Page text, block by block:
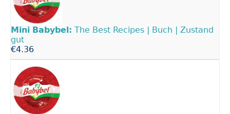
Mini Babybel: The Best Recipes | Buch | Zustand
gut
€4.36